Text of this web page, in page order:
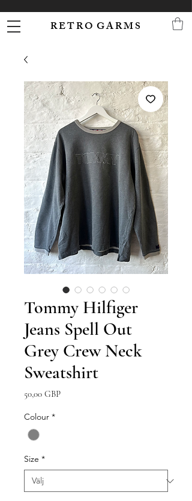
R E T R O G A R M S
Tommy Hilfiger
Jeans Spell Out
Grey Crew Neck
Sweatshirt
50,00 GBPPris
Colour *
Size *